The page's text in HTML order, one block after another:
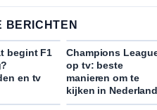
BERICHTEN
begint F1
en tv
Champions
op tv: beste
manieren om te
kijken in